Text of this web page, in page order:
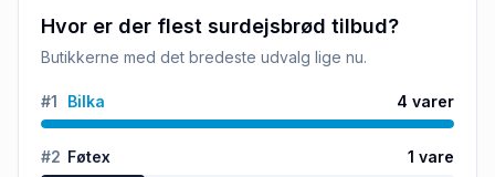
Hvor er der flest surdejsbrød tilbud?
Butikkerne med det bredeste udvalg lige nu.
#1 Bilka 4 varer
#2 Føtex 1 vare